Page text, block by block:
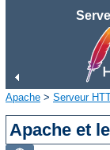
Apache > Serveur
Apache et